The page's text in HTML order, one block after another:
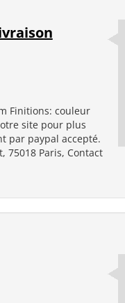
Finitions: couleur
site pour plus
par paypal accepté.
75018 Paris, Contact